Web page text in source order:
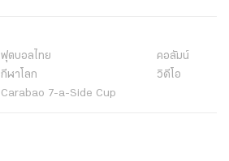
ฟุตบอลไทย
คอลัมน์
กีฬาโลก
วิดีโอ
Carabao 7-a-Side Cup